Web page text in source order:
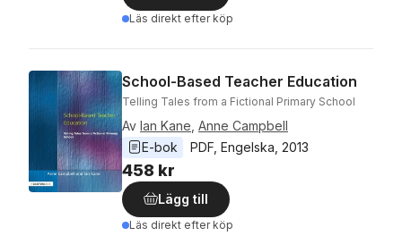
Läs direkt efter köp
School-Based Teacher Education
Telling Tales from a Fictional Primary School
Av Ian Kane, Anne Campbell
E-bok
PDF, Engelska, 2013
458 kr
Lägg till
Läs direkt efter köp